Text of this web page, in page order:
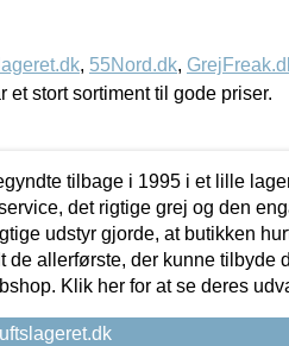
, 55Nord.dk,
et stort sortiment til gode priser.
tilbage i 1995 i et lille
det rigtige grej og den
udstyr gjorde, at butikken
de allerførste, der kunne tilbyde
Klik her for at se deres